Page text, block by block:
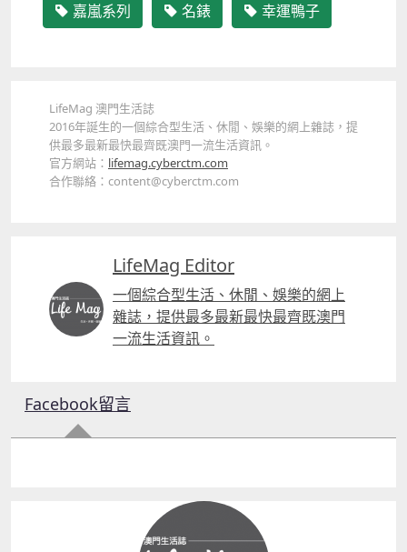
嘉嵐系列
名錶 幸運鴨子
LifeMag 澳門生活誌
2016年誕生的一個綜合型生活、休閒、娛樂的網上雜誌，提
供最多最新最快最齊既澳門一流生活資訊。
官方網站： lifemag.cyberctm.com
合作聯絡：content@cyberctm.com
LifeMag Editor
一個綜合型生活、休閒、娛樂的網上
雜誌，提供最多最新最快最齊既澳門
一流生活資訊。
Facebook留言